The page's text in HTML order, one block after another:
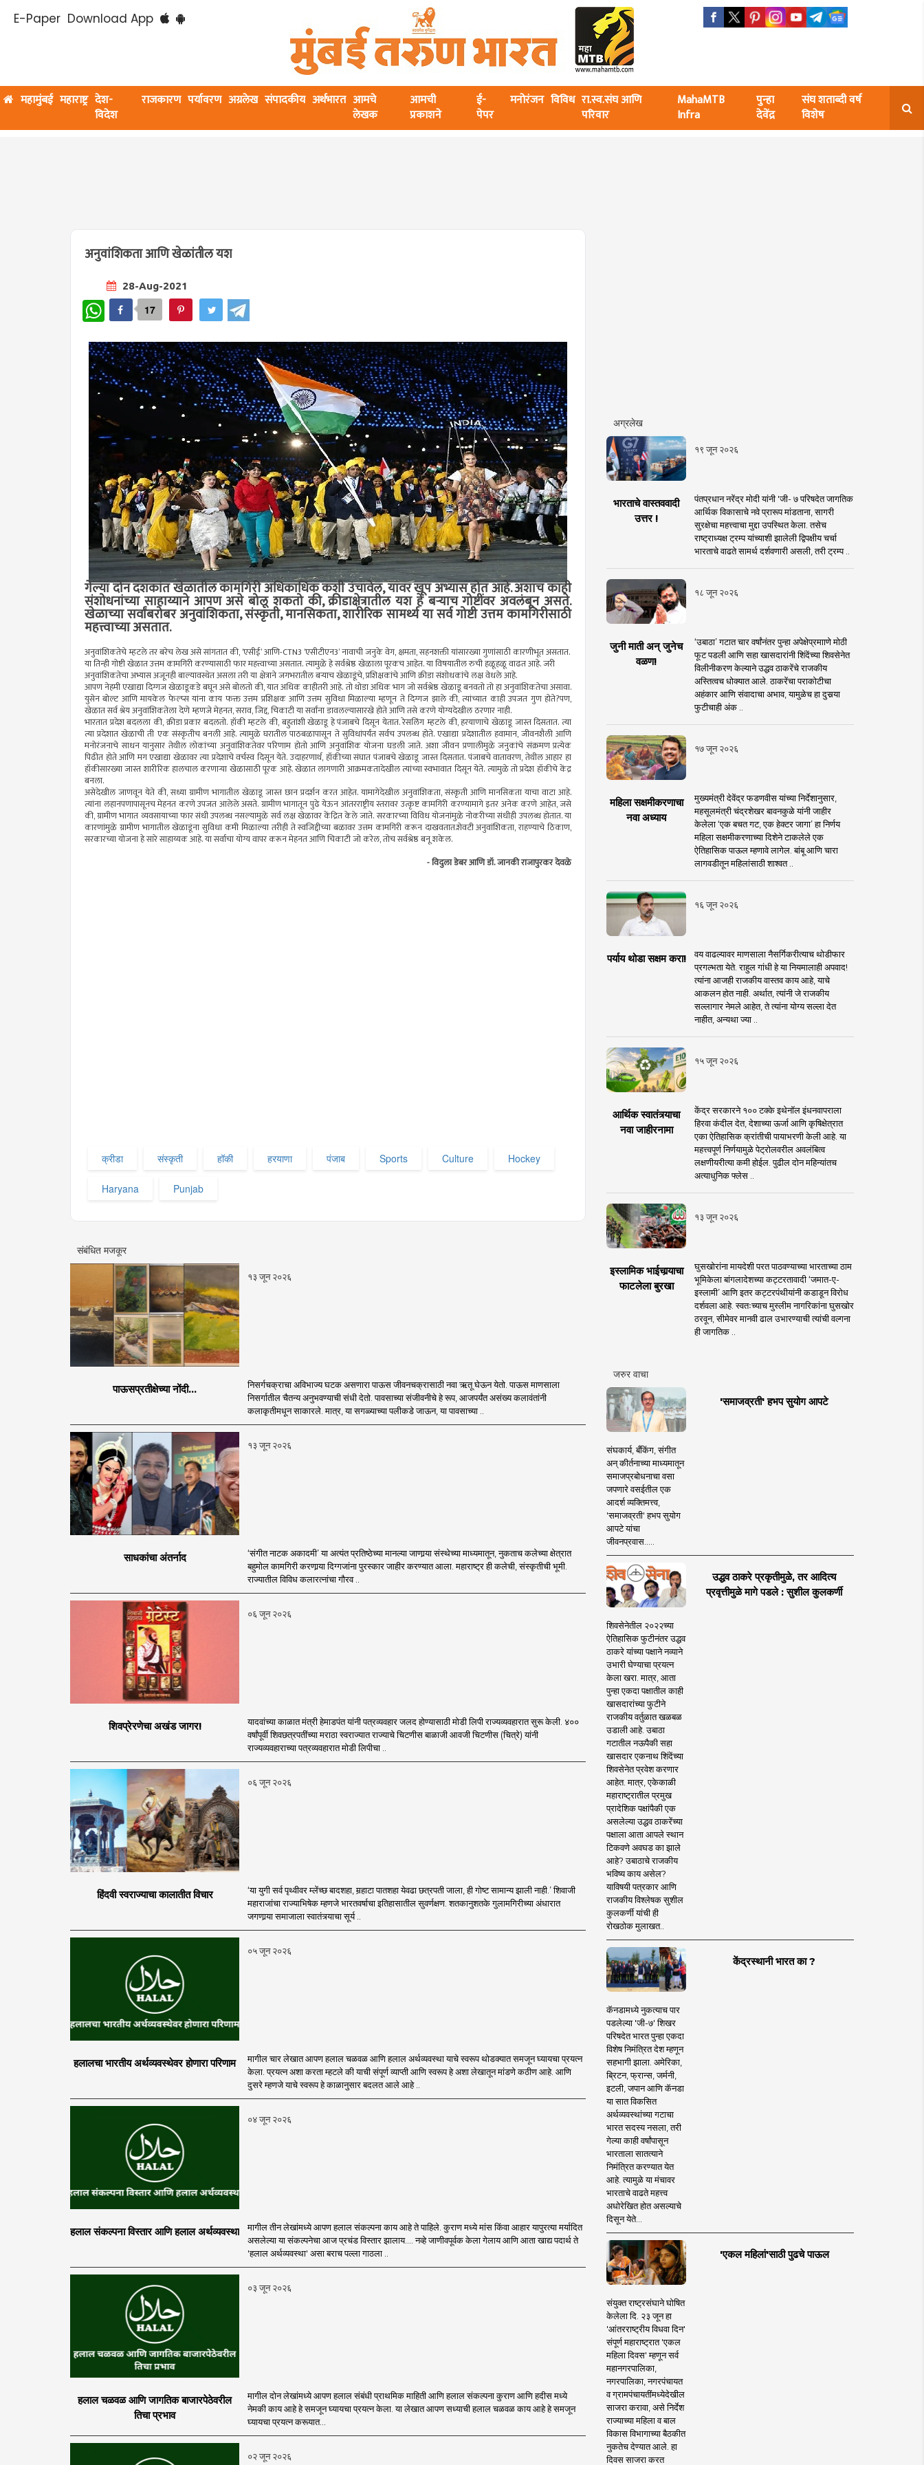
E-Paper Download App
महामुंबई महाराष्ट्र देश-
विदेश
राजकारण पर्यावरण अग्रलेख संपादकीय अर्थभारत आमचे
लेखक
आमची
प्रकाशने
ई-
पेपर
मनोरंजन विविध रा.स्व.संघ आणि
परिवार
MahaMTB
Infra
पुन्हा
देवेंद्र
संघ शताब्दी वर्ष
विशेष
अनुवांशिकता आणि खेळांतील यश
28-Aug-2021
WhatsApp17
गेल्या दोन दशकांत खेळातील कामगिरी अधिकाधिक कशी उंचावेल, यावर खूप अभ्यास होत आहे. अशाच काही
संशोधनांच्या साहाय्याने आपण असे बोलू शकतो की, क्रीडाक्षेत्रातील यश हे बर्‍याच गोष्टींवर अवलंबून असते.
खेळाच्या सर्वांबरोबर अनुवांशिकता, संस्कृती, मानसिकता, शारीरिक सामर्थ्य या सर्व गोष्टी उत्तम कामगिरीसाठी
महत्त्वाच्या असतात.
अनुवांशिकतेचे म्हटले तर बरेच लेख असे सांगतात की, ‘एसीई’ आणि-CTN3 ‘एसीटीएन3’ नावाची जनुके वेग, क्षमता, सहनशक्ती यांसारख्या गुणांसाठी कारणीभूत असतात.
या तिन्ही गोष्टी खेळात उत्तम कामगिरी करण्यासाठी फार महत्त्वाच्या असतात. त्यामुळे हे सर्वश्रेष्ठ खेळाला पूरकच आहेत. या विषयातील रुची हळूहळू वाढत आहे. जरी
अनुवांशिकतेचा अभ्यास अजूनही बाल्यावस्थेत असला तरी या क्षेत्राने जगभरातील बर्‍याच खेळाडूंचे, प्रशिक्षकांचे आणि क्रीडा संशोधकांचे लक्ष वेधले आहे.
आपण नेहमी एखाद्या दिग्गज खेळाडूकडे बघून असे बोलतो की, यात अधिक काहीतरी आहे. तो थोडा अधिक भाग जो सर्वश्रेष्ठ खेळाडू बनवतो तो हा अनुवांशिकतेचा असावा.
युसेन बोल्ट आणि मायकेल फेल्प्स यांना काय फक्त उत्तम प्रशिक्षक आणि उत्तम सुविधा मिळाल्या म्हणून ते दिग्गज झाले की, त्यांच्यात काही उपजत गुण होते?पण,
खेळात सर्व श्रेय अनुवांशिकतेला देणे म्हणजे मेहनत, सराव, जिद्द, चिकाटी या सर्वांना डावलल्यासारखे होते आणि तसे करणे योग्यदेखील ठरणार नाही.
भारतात प्रदेश बदलला की, क्रीडा प्रकार बदलतो. हॉकी म्हटले की, बहुतांशी खेळाडू हे पंजाबचे दिसून येतात. रेसलिंग म्हटले की, हरयाणाचे खेळाडू जास्त दिसतात. त्या
त्या प्रदेशात खेळाची ती एक संस्कृतीच बनली आहे. त्यामुळे घरातील पाठबळापासून ते सुविधांपर्यंत सर्वच उपलब्ध होते. एखाद्या प्रदेशातील हवामान, जीवनशैली आणि
मनोरंजनाचे साधन यानुसार तेथील लोकांच्या अनुवांशिकतेवर परिणाम होतो आणि अनुवांशिक योजना घडली जाते. अशा जीवन प्रणालीमुळे जनुकांचे संक्रमण प्रत्येक
पिढीत होते आणि मग एखाद्या खेळावर त्या प्रदेशाचे वर्चस्व दिसून येते. उदाहरणार्थ, हॉकीच्या संघात पंजाबचे खेळाडू जास्त दिसतात. पंजाबचे वातावरण, तेथील आहार हा
हॉकीसारख्या जास्त शारीरिक हालचाल करणार्‍या खेळासाठी पूरक आहे. खेळात लागणारी आक्रमकतादेखील त्यांच्या स्वभावात दिसून येते. त्यामुळे तो प्रदेश हॉकीचे केंद्र
बनला.
असेदेखील जाणवून येते की, सध्या ग्रामीण भागातील खेळाडू जास्त छान प्रदर्शन करत आहेत. यामागेदेखील अनुवांशिकता, संस्कृती आणि मानसिकता याचा वाटा आहे.
त्यांना लहानपणापासूनच मेहनत करणे उपजत आलेले असते. ग्रामीण भागातून पुढे येऊन आंतरराष्ट्रीय स्तरावर उत्कृष्ट कामगिरी करण्यामागे इतर अनेक करणे आहेत, जसे
की, ग्रामीण भागात व्यवसायाच्या फार संधी उपलब्ध नसल्यामुळे सर्व लक्ष खेळावर केंद्रित केले जाते. सरकारच्या विविध योजनांमुळे नोकरीच्या संधीही उपलब्ध होतात. या
कारणांमुळे ग्रामीण भागातील खेळाडूंना सुविधा कमी मिळाल्या तरीही ते स्वजिद्दीच्या बळावर उत्तम कामगिरी करून दाखवतात.शेवटी अनुवांशिकता, राहण्याचे ठिकाण,
सरकारच्या योजना हे सारे साहाय्यक आहे. या सर्वाचा योग्य वापर करून मेहनत आणि चिकाटी जो करेल, तोच सर्वश्रेष्ठ बनू शकेल.
- विदुला डेबर आणि डॉ. जानकी राजापुरकर देवळे
क्रीडा संस्कृती हॉकी हरयाणा पंजाब Sports Culture Hockey
Haryana Punjab
संबंधित मजकूर
१३ जून २०२६
पाऊसप्रतीक्षेच्या नोंदी...
निसर्गचक्राचा अविभाज्य घटक असणारा पाऊस जीवनचक्रासाठी नवा ऋतू घेऊन येतो. पाऊस माणसाला
निसर्गातील चैतन्य अनुभवण्याची संधी देतो. पावसाच्या संजीवनीचे हे रूप, आजपर्यंत असंख्य कलावंतांनी
कलाकृतीमधून साकारले. मात्र, या सगळ्याच्या पलीकडे जाऊन, या पावसाच्या ..
१३ जून २०२६
साधकांचा अंतर्नाद
‘संगीत नाटक अकादमी’ या अत्यंत प्रतिष्ठेच्या मानल्या जाणार्‍या संस्थेच्या माध्यमातून, नुकताच कलेच्या क्षेत्रात
बहुमोल कामगिरी करणार्‍या दिग्गजांना पुरस्कार जाहीर करण्यात आला. महाराष्ट्र ही कलेची, संस्कृतीची भूमी.
राज्यातील विविध कलारत्नांचा गौरव ..
०६ जून २०२६
शिवप्रेरणेचा अखंड जागर!
यादवांच्या काळात मंत्री हेमाडपंत यांनी पत्रव्यवहार जलद होण्यासाठी मोडी लिपी राज्यव्यवहारात सुरू केली. ४००
वर्षांपूर्वी शिवछत्रपतींच्या मराठा स्वराज्यात राज्याचे चिटणीस बाळाजी आवजी चिटणीस (चित्रे) यांनी
राज्यव्यवहाराच्या पत्रव्यवहारात मोडी लिपीचा ..
०६ जून २०२६
हिंदवी स्वराज्याचा कालातीत विचार
‘या युगी सर्व पृथ्वीवर म्लेंच्छ बादशहा, मर्‍हाटा पातशहा येवढा छत्रपती जाला, ही गोष्ट सामान्य झाली नाही.’ शिवाजी
महाराजांचा राज्याभिषेक म्हणजे भारतवर्षाचा इतिहासातील सुवर्णक्षण. शतकानुशतके गुलामगिरीच्या अंधारात
जगणार्‍या समाजाला स्वातंत्र्याचा सूर्य ..
०५ जून २०२६
हलालचा भारतीय अर्थव्यवस्थेवर होणारा परिणाम
मागील चार लेखात आपण हलाल चळवळ आणि हलाल अर्थव्यवस्था याचे स्वरूप थोडक्यात समजून घ्यायचा प्रयत्न
केला. प्रयत्न अशा करता म्हटले की याची संपूर्ण व्याप्ती आणि स्वरूप हे अशा लेखातून मांडणे कठीण आहे. आणि
दुसरे म्हणजे याचे स्वरूप हे काळानुसार बदलत आले आहे ..
०४ जून २०२६
हलाल संकल्पना विस्तार आणि हलाल अर्थव्यवस्था
मागील तीन लेखांमध्ये आपण हलाल संकल्पना काय आहे ते पाहिले. कुराण मध्ये मांस किंवा आहार यापुरत्या मर्यादित
असलेल्या या संकल्पनेचा आज प्रचंड विस्तार झालाय.... नव्हे जाणीवपूर्वक केला गेलाय आणि आता खाद्य पदार्थ ते
'हलाल अर्थव्यवस्था' असा बराच पल्ला गाठला ..
०३ जून २०२६
हलाल चळवळ आणि जागतिक बाजारपेठेवरील
तिचा प्रभाव
मागील दोन लेखांमध्ये आपण हलाल संबंधी प्राथमिक माहिती आणि हलाल संकल्पना कुराण आणि हदीस मध्ये
नेमकी काय आहे हे समजून घ्यायचा प्रयत्न केला. या लेखात आपण सध्याची हलाल चळवळ काय आहे हे समजून
घ्यायचा प्रयत्न करूयात...
०२ जून २०२६
अग्रलेख
१९ जून २०२६
भारताचे वास्तववादी
उत्तर !
पंतप्रधान नरेंद्र मोदी यांनी 'जी- ७ परिषदेत जागतिक
आर्थिक विकासाचे नवे प्रारूप मांडताना, सागरी
सुरक्षेचा महत्त्वाचा मुद्दा उपस्थित केला. तसेच
राष्ट्राध्यक्ष ट्रम्प यांच्याशी झालेली द्विपक्षीय चर्चा
भारताचे वाढते सामर्थ दर्शवणारी असली, तरी ट्रम्प ..
१८ जून २०२६
जुनी माती अन् जुनेच
वळण!
‘उबाठा’ गटात चार वर्षांनंतर पुन्हा अपेक्षेप्रमााणे मोठी
फूट पडली आणि सहा खासदारांनी शिंदेंच्या शिवसेनेत
विलीनीकरण केल्याने उद्धव ठाकरेंचे राजकीय
अस्तित्वच धोक्यात आले. ठाकरेंचा पराकोटीचा
अहंकार आणि संवादाचा अभाव, यामुळेच हा दुसर्‍या
फुटीचाही अंक ..
१७ जून २०२६
महिला सक्षमीकरणाचा
नवा अध्याय
मुख्यमंत्री देवेंद्र फडणवीस यांच्या निर्देशानुसार,
महसूलमंत्री चंद्रशेखर बावनकुळे यांनी जाहीर
केलेला ‘एक बचत गट, एक हेक्टर जागा’ हा निर्णय
महिला सक्षमीकरणाच्या दिशेने टाकलेले एक
ऐतिहासिक पाऊल म्हणावे लागेल. बांबू आणि चारा
लागवडीतून महिलांसाठी शाश्वत ..
१६ जून २०२६
पर्याय थोडा सक्षम करा!
वय वाढल्यावर माणसाला नैसर्गिकरीत्याच थोडीफार
प्रगल्भता येते. राहुल गांधी हे या नियमालाही अपवाद!
त्यांना आजही राजकीय वास्तव काय आहे, याचे
आकलन होत नाही. अर्थात, त्यांनी जे राजकीय
सल्लागार नेमले आहेत, ते त्यांना योग्य सल्ला देत
नाहीत, अन्यथा ज्या ..
१५ जून २०२६
आर्थिक स्वातंत्र्याचा
नवा जाहीरनामा
केंद्र सरकारने १०० टक्के इथेनॉल इंधनवापराला
हिरवा कंदील देत, देशाच्या ऊर्जा आणि कृषिक्षेत्रात
एका ऐतिहासिक क्रांतीची पायाभरणी केली आहे. या
महत्त्वपूर्ण निर्णयामुळे पेट्रोलवरील अवलंबित्व
लक्षणीयरीत्या कमी होईल. पुढील दोन महिन्यांतच
अत्याधुनिक फ्लेस ..
१३ जून २०२६
इस्लामिक भाईचार्‍याचा
फाटलेला बुरखा
घुसखोरांना मायदेशी परत पाठवण्याच्या भारताच्या ठाम
भूमिकेला बांगलादेशच्या कट्टरतावादी ‘जमात-ए-
इस्लामी’ आणि इतर कट्टरपंथीयांनी कडाडून विरोध
दर्शवला आहे. स्वतःच्याच मुस्लीम नागरिकांना घुसखोर
ठरवून, सीमेवर मानवी ढाल उभारण्याची त्यांची वल्गना
ही जागतिक ..
जरुर वाचा
'समाजव्रती' हभप सुयोग आपटे
संघकार्य, बँकिंग, संगीत
अन् कीर्तनाच्या माध्यमातून
समाजप्रबोधनाचा वसा
जपणारे वसईतील एक
आदर्श व्यक्तिमत्त्व,
'समाजव्रती' हभप सुयोग
आपटे यांचा
जीवनप्रवास.....
उद्धव ठाकरे प्रकृतीमुळे, तर आदित्य
प्रवृत्तीमुळे मागे पडले : सुशील कुलकर्णी
शिवसेनेतील २०२२च्या
ऐतिहासिक फुटीनंतर उद्धव
ठाकरे यांच्या पक्षाने नव्याने
उभारी घेण्याचा प्रयत्न
केला खरा. मात्र, आता
पुन्हा एकदा पक्षातील काही
खासदारांच्या फुटीने
राजकीय वर्तुळात खळबळ
उडाली आहे. उबाठा
गटातील नऊपैकी सहा
खासदार एकनाथ शिंदेंच्या
शिवसेनेत प्रवेश करणार
आहेत. मात्र, एकेकाळी
महाराष्ट्रातील प्रमुख
प्रादेशिक पक्षांपैकी एक
असलेल्या उद्धव ठाकरेंच्या
पक्षाला आता आपले स्थान
टिकवणे अवघड का झाले
आहे? उबाठाचे राजकीय
भविष्य काय असेल?
याविषयी पत्रकार आणि
राजकीय विश्लेषक सुशील
कुलकर्णी यांची ही
रोखठोक मुलाखत..
केंद्रस्थानी भारत का ?
कॅनडामध्ये नुकत्याच पार
पडलेल्या 'जी-७' शिखर
परिषदेत भारत पुन्हा एकदा
विशेष निमंत्रित देश म्हणून
सहभागी झाला. अमेरिका,
ब्रिटन, फ्रान्स, जर्मनी,
इटली, जपान आणि कॅनडा
या सात विकसित
अर्थव्यवस्थांच्या गटाचा
भारत सदस्य नसला, तरी
गेल्या काही वर्षांपासून
भारताला सातत्याने
निमंत्रित करण्यात येत
आहे. त्यामुळे या मंचावर
भारताचे वाढते महत्त्व
अधोरेखित होत असल्याचे
दिसून येते...
'एकल महिलां'साठी पुढचे पाऊल
संयुक्त राष्ट्रसंघाने घोषित
केलेला दि. २३ जून हा
'आंतरराष्ट्रीय विधवा दिन'
संपूर्ण महाराष्ट्रात 'एकल
महिला दिवस' म्हणून सर्व
महानगरपालिका,
नगरपालिका, नगरपंचायत
व ग्रामपंचायतींमध्येदेखील
साजरा करावा, असे निर्देश
राज्याच्या महिला व बाल
विकास विभागाच्या बैठकीत
नुकतेच देण्यात आले. हा
दिवस साजरा करत